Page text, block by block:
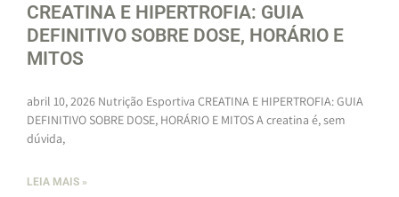
CREATINA E HIPERTROFIA: GUIA
DEFINITIVO SOBRE DOSE, HORÁRIO E
MITOS
abril 10, 2026 Nutrição Esportiva CREATINA E HIPERTROFIA: GUIA
DEFINITIVO SOBRE DOSE, HORÁRIO E MITOS A creatina é, sem
dúvida,
LEIA MAIS »